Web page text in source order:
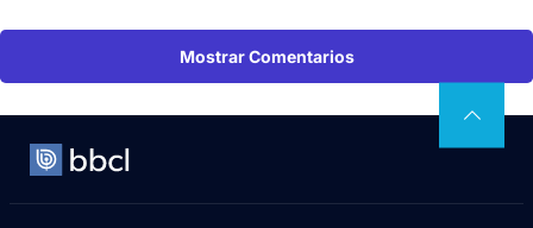
Mostrar Comentarios